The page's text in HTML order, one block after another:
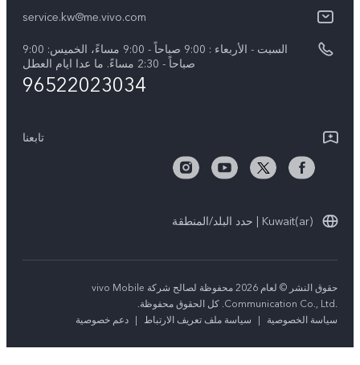
V50 Lite 5G
V50 5G
بيان الخصوصية بشأن خدمة العملاء
مركز الخصوصية لدى vivo
service.kw@me.vivo.com
السبت - الأربعاء : 9:00 صباحاً - 9:00 مساءً، الخميس: 9:00
صباحاً - 2:30 مساءً. ما عدا ايام العطل
96522023034
تابعنا
Kuwait(ar) | حدد البلد/المنطقة
حقوق النشر © لعام 2026 محفوظة لصالح شركة vivo Mobile
Communication Co., Ltd.‎. كل الحقوق محفوظة.
سياسة الخصوصية
| سياسة ملف تعريف الارتباط | دعم خصوصية